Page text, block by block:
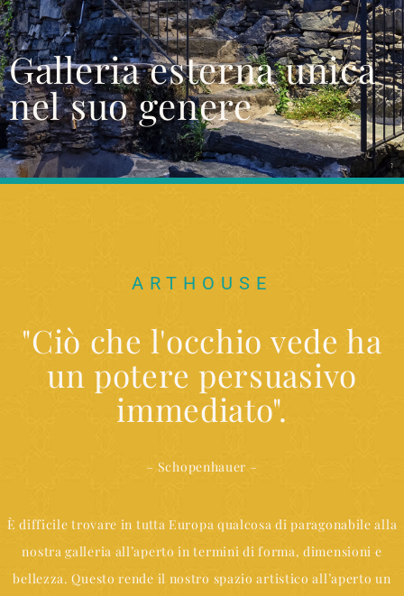
Galleria esterna unica
nel suo genere
ARTHOUSE
"Ciò che l'occhio vede ha
un potere persuasivo
immediato".
– Schopenhauer –
È difficile trovare in tutta Europa qualcosa di paragonabile alla
nostra galleria all’aperto in termini di forma, dimensioni e
bellezza. Questo rende il nostro spazio artistico all’aperto un